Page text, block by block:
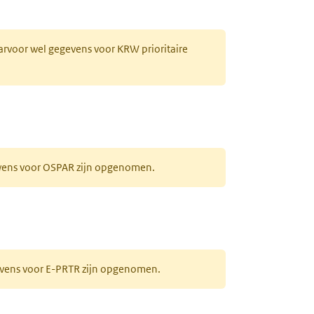
wel gegevens voor KRW prioritaire
voor OSPAR zijn opgenomen.
voor E-PRTR zijn opgenomen.